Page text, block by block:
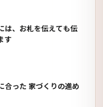
は、お札を伝えても伝
す
合った 家づくりの進め